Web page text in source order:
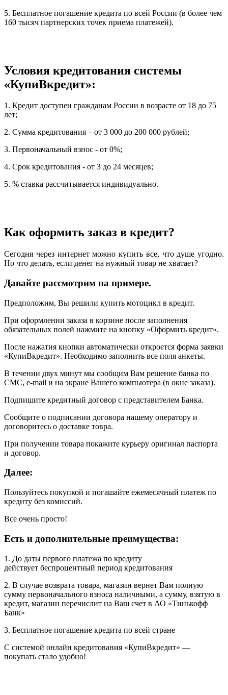
5. Бесплатное погашение кредита по всей России (в более чем
160 тысяч партнерских точек приема платежей).
Условия кредитования системы
«КупиВкредит»:
1. Кредит доступен гражданам России в возрасте от 18 до 75
лет;
2. Сумма кредитования – от 3 000 до 200 000 рублей;
3. Первоначальный взнос - от 0%;
4. Срок кредитования - от 3 до 24 месяцев;
5. % ставка рассчитывается индивидуально.
Как оформить заказ в кредит?
Сегодня через интернет можно купить все, что душе угодно.
Но что делать, если денег на нужный товар не хватает?
Давайте рассмотрим на примере.
Предположим, Вы решили купить мотоцикл в кредит.
При оформлении заказа в корзине после заполнения
обязательных полей нажмите на кнопку «Оформить кредит».
После нажатия кнопки автоматически откроется форма заявки
«КупиВкредит». Необходимо заполнить все поля анкеты.
В течении двух минут мы сообщим Вам решение банка по
СМС, e-mail и на экране Вашего компьютера (в окне заказа).
Подпишите кредитный договор с представителем Банка.
Сообщите о подписании договора нашему оператору и
договоритесь о доставке товра.
При получении товара покажите курьеру оригинал паспорта
и договор.
Далее:
Пользуйтесь покупкой и погашайте ежемесячный платеж по
кредиту без комиссий.
Все очень просто!
Есть и дополнительные преимущества:
1. До даты первого платежа по кредиту
действует беспроцентный период кредитования
2. В случае возврата товара, магазин вернет Вам полную
сумму первоначального взноса наличными, а сумму, взятую в
кредит, магазин перечислит на Ваш счет в АО «Тинькофф
Банк»
3. Бесплатное погашение кредита по всей стране
С системой онлайн кредитования «КупиВкредит» —
покупать стало удобно!